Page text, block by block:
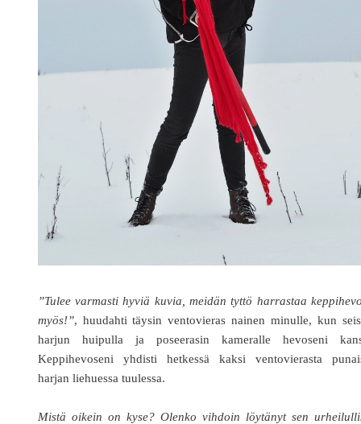
”Tulee varmasti hyviä kuvia, meidän tyttö harrastaa
myös!”, huudahti täysin ventovieras nainen minulle, kun
harjun huipulla ja poseerasin kameralle hevoseni
Keppihevoseni yhdisti hetkessä kaksi ventovierasta
harjan liehuessa tuulessa.
Mistä oikein on kyse? Olenko vihdoin löytänyt sen